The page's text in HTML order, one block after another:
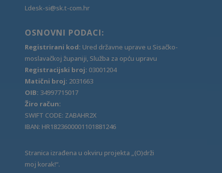
Ldesk-si@sk.t-com.hr
OSNOVNI PODACI:
Registrirani kod: Ured državne uprave u Sisačko-
moslavačkoj županiji, Služba za opću upravu
Registracijski broj: 03001204
Matični broj: 2031663
OIB: 34997715017
Žiro račun:
SWIFT CODE: ZABAHR2X
IBAN: HR1823600001101881246
Stranica izrađena u okviru projekta „(O)drži
moj korak!“.